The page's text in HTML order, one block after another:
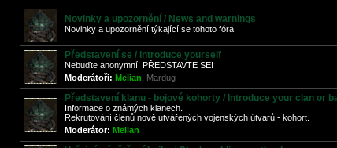
Novinky a upozornění / News and warnings
Novinky a upozornění týkající se tohoto fóra
Představení se / Introduce yourself
Nebuďte anonymní! PŘEDSTAVTE SE!
Moderátoři: Melian Mardug
Představení klanu - bojové kohorty / Introduce your clan or
Informace o známých klanech.
Rekrutování členů nově utvářených vojenských útvarů - kohort.
Moderátor: Melian